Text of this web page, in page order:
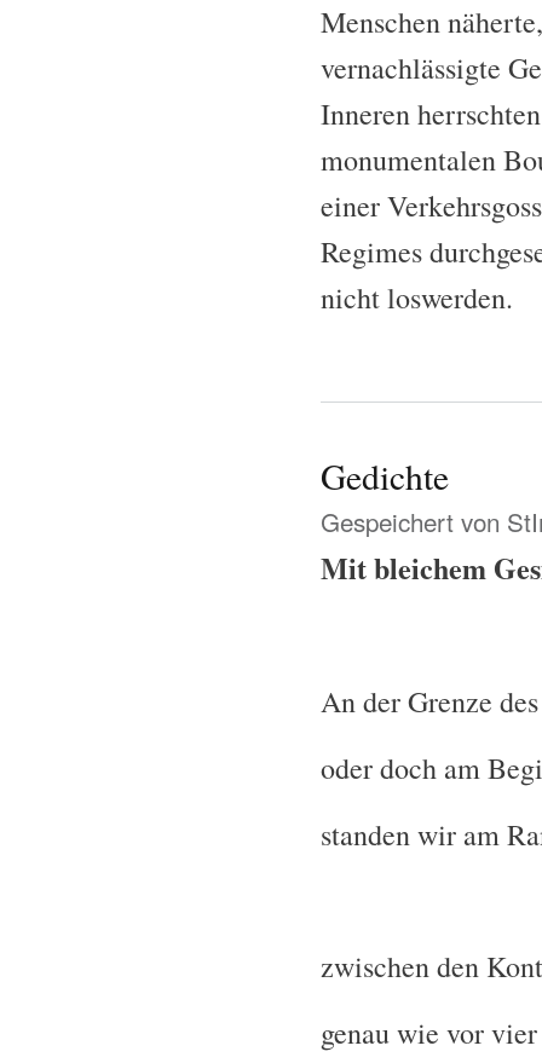
Menschen
vernachlässigte
Inneren
monumentalen
einer
Regimes
nicht loswerden.
Gedichte
Gespeichert von
Mit bleichem
An der Grenze
oder doch am
standen wir am
zwischen den
genau wie vor